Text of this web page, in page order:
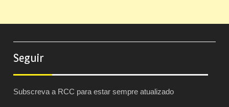
Seguir
Subscreva a RCC para estar sempre atualizado